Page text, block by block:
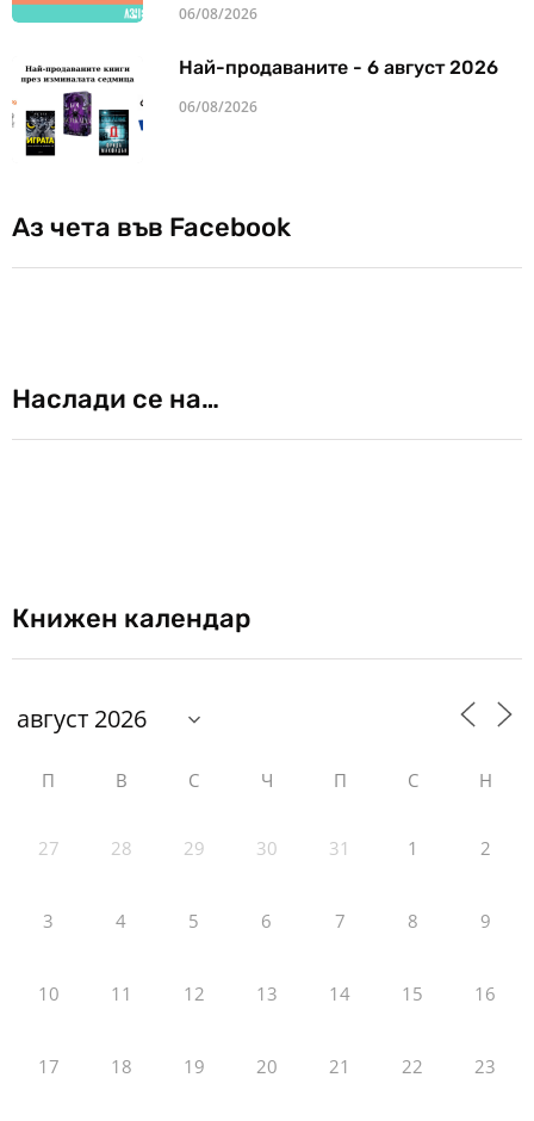
06/08/2026
Най-продаваните - 6 август 2026
06/08/2026
Аз чета във Facebook
Наслади се на…
Книжен календар
П В С Ч П С Н
27 28 29 30 31 1 2
3 4 5 6 7 8 9
10 11 12 13 14 15 16
17 18 19 20 21 22 23